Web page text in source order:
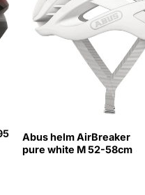
Abus helm AirBreaker
pure white M 52-58cm